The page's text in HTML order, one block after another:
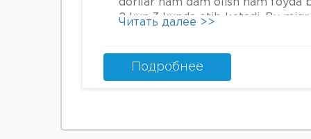
dorilar ham dam olish ham foyda
2 kun 3 kunda otib ketadi. Bu
Читать далее >>
Подробнее